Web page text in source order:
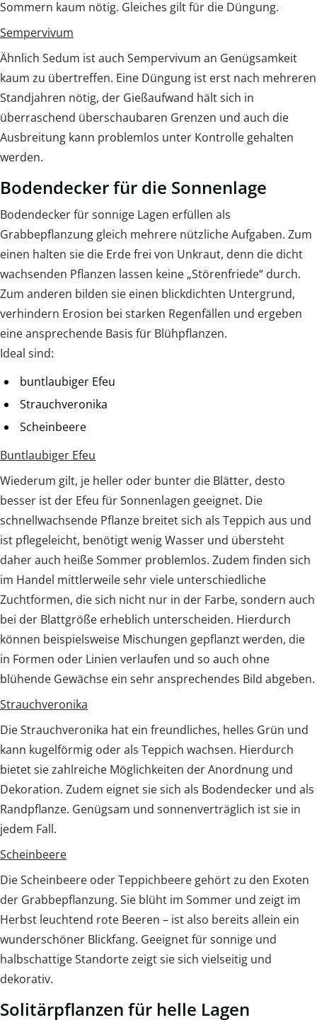
Sommern kaum nötig. Gleiches gilt für die Düngung.
Sempervivum
Ähnlich Sedum ist auch Sempervivum an Genügsamkeit
kaum zu übertreffen. Eine Düngung ist erst nach mehreren
Standjahren nötig, der Gießaufwand hält sich in
überraschend überschaubaren Grenzen und auch die
Ausbreitung kann problemlos unter Kontrolle gehalten
werden.
Bodendecker für die Sonnenlage
Bodendecker für sonnige Lagen erfüllen als
Grabbepflanzung gleich mehrere nützliche Aufgaben. Zum
einen halten sie die Erde frei von Unkraut, denn die dicht
wachsenden Pflanzen lassen keine „Störenfriede“ durch.
Zum anderen bilden sie einen blickdichten Untergrund,
verhindern Erosion bei starken Regenfällen und ergeben
eine ansprechende Basis für Blühpflanzen.
Ideal sind:
buntlaubiger Efeu
Strauchveronika
Scheinbeere
Buntlaubiger Efeu
Wiederum gilt, je heller oder bunter die Blätter, desto
besser ist der Efeu für Sonnenlagen geeignet. Die
schnellwachsende Pflanze breitet sich als Teppich aus und
ist pflegeleicht, benötigt wenig Wasser und übersteht
daher auch heiße Sommer problemlos. Zudem finden sich
im Handel mittlerweile sehr viele unterschiedliche
Zuchtformen, die sich nicht nur in der Farbe, sondern auch
bei der Blattgröße erheblich unterscheiden. Hierdurch
können beispielsweise Mischungen gepflanzt werden, die
in Formen oder Linien verlaufen und so auch ohne
blühende Gewächse ein sehr ansprechendes Bild abgeben.
Strauchveronika
Die Strauchveronika hat ein freundliches, helles Grün und
kann kugelförmig oder als Teppich wachsen. Hierdurch
bietet sie zahlreiche Möglichkeiten der Anordnung und
Dekoration. Zudem eignet sie sich als Bodendecker und als
Randpflanze. Genügsam und sonnenverträglich ist sie in
jedem Fall.
Scheinbeere
Die Scheinbeere oder Teppichbeere gehört zu den Exoten
der Grabbepflanzung. Sie blüht im Sommer und zeigt im
Herbst leuchtend rote Beeren – ist also bereits allein ein
wunderschöner Blickfang. Geeignet für sonnige und
halbschattige Standorte zeigt sie sich vielseitig und
dekorativ.
Solitärpflanzen für helle Lagen